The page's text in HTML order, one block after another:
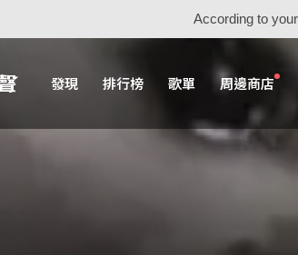
According to
發現 排行榜 歌單 周邊商店